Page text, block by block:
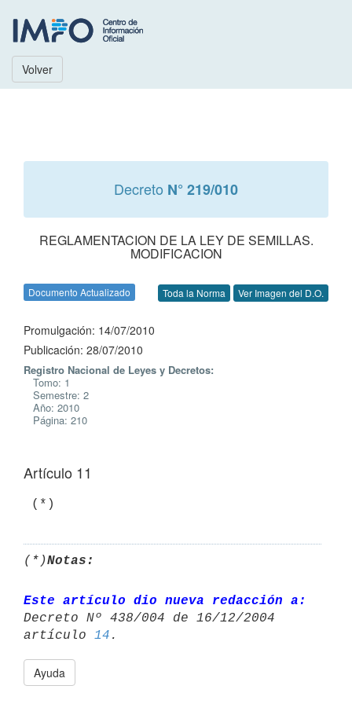
Volver
Decreto N° 219/010
REGLAMENTACION DE LA LEY DE SEMILLAS.
MODIFICACION
Documento Actualizado Toda la Norma Ver Imagen del D.O.
Promulgación: 14/07/2010
Publicación: 28/07/2010
Registro Nacional de Leyes y Decretos:
Tomo: 1
Semestre: 2
Año: 2010
Página: 210
Artículo 11
(*)Notas:
Este artículo dio nueva redacción a:
Decreto Nº 438/004 de 16/12/2004
artículo 14
Ayuda